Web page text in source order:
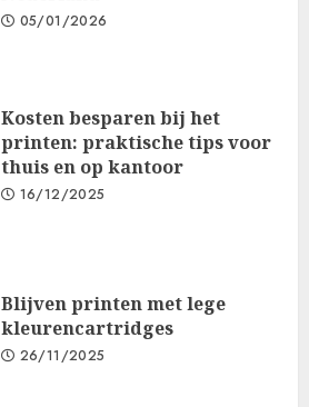
05/01/2026
Kosten besparen bij het
printen: praktische tips voor
thuis en op kantoor
16/12/2025
Blijven printen met lege
kleurencartridges
26/11/2025